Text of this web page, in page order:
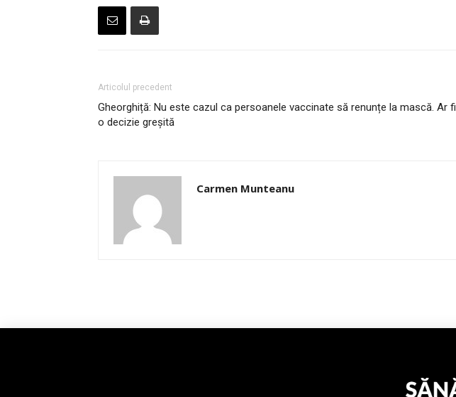
Articolul precedent
Gheorghiță: Nu este cazul ca persoanele vaccinate să renunțe la mască. Ar fi
o decizie greșită
Carmen Munteanu